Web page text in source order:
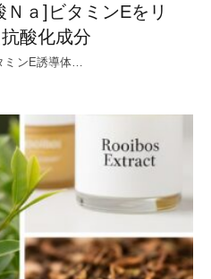
ａ]ビタミンEをリ
酸化成分
ミンE誘導体…